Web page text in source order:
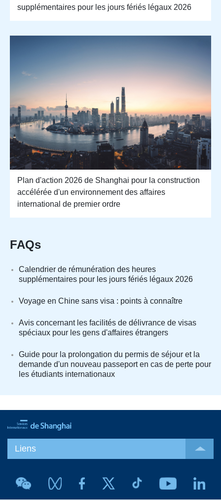
supplémentaires pour les jours fériés légaux 2026
Plan d'action 2026 de Shanghai pour la construction
accélérée d'un environnement des affaires
international de premier ordre
FAQs
Calendrier de rémunération des heures
supplémentaires pour les jours fériés légaux 2026
Voyage en Chine sans visa : points à connaître
Avis concernant les facilités de délivrance de visas
spéciaux pour les gens d'affaires étrangers
Guide pour la prolongation du permis de séjour et la
demande d'un nouveau passeport en cas de perte pour
les étudiants internationaux
Liens